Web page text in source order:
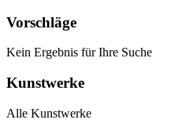
Vorschläge
Kein Ergebnis für Ihre Suche
Kunstwerke
Alle Kunstwerke